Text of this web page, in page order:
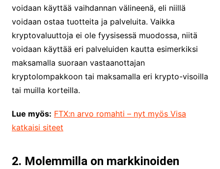
voidaan käyttää vaihdannan välineenä, eli niillä
voidaan ostaa tuotteita ja palveluita. Vaikka
kryptovaluuttoja ei ole fyysisessä muodossa, niitä
voidaan käyttää eri palveluiden kautta esimerkiksi
maksamalla suoraan vastaanottajan
kryptolompakkoon tai maksamalla eri krypto-visoilla
tai muilla korteilla.
Lue myös: FTX:n arvo romahti – nyt myös Visa
katkaisi siteet
2. Molemmilla on markkinoiden